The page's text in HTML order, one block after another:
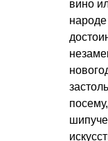
вино